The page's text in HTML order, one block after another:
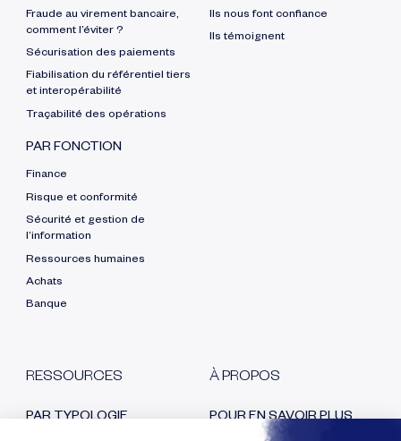
Fraude au virement bancaire,
comment l’éviter ?
Sécurisation des paiements
Fiabilisation du référentiel tiers
et interopérabilité
Traçabilité des opérations
PAR FONCTION
Finance
Risque et conformité
Sécurité et gestion de
l’information
Ressources humaines
Achats
Banque
Ils nous font confiance
Ils témoignent
RESSOURCES
PAR TYPOLOGIE
À PROPOS
POUR EN SAVOIR PLUS